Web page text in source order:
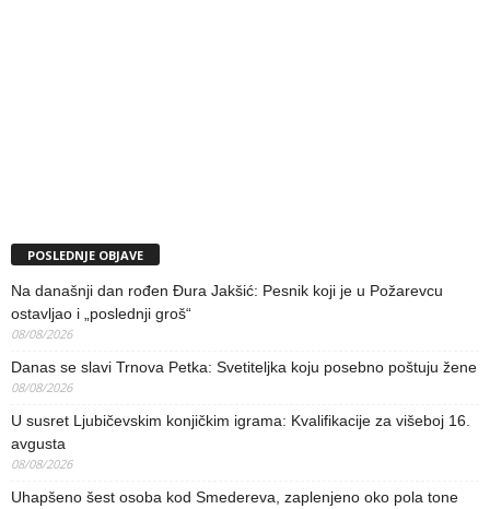
POSLEDNJE OBJAVE
Na današnji dan rođen Đura Jakšić: Pesnik koji je u Požarevcu
ostavljao i „poslednji groš“
08/08/2026
Danas se slavi Trnova Petka: Svetiteljka koju posebno poštuju žene
08/08/2026
U susret Ljubičevskim konjičkim igrama: Kvalifikacije za višeboj 16.
avgusta
08/08/2026
Uhapšeno šest osoba kod Smedereva, zaplenjeno oko pola tone